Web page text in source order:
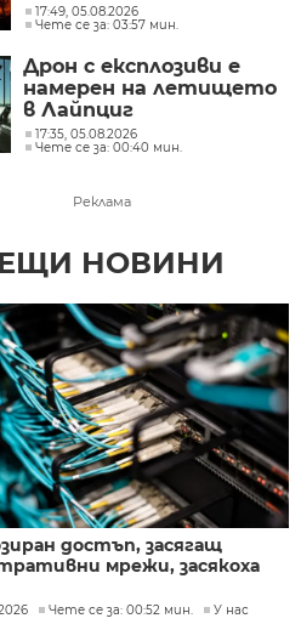
След 9 години работа в
Испания семейство от
Огняново се връща в...
17:49, 05.08.2026
Чете се за: 03:57 мин.
Дрон с експлозиви е
намерен на летището
в Лайпциг
17:35, 05.08.2026
Чете се за: 00:40 мин.
Реклама
НОВИНИ
достъп, засягащ
мрежи, засякоха
Чете се за: 00:52 мин. У нас